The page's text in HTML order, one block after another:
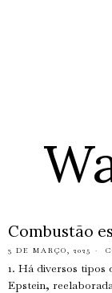
Combustão
3 DE MARÇO, 2025
1. Há diversos tipos
Epstein,